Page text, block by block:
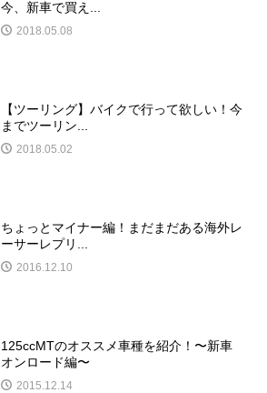
今、新車で買え...
2018.05.08
【ツーリング】バイクで行って欲しい！今
までツーリン...
2018.05.02
ちょっとマイナー編！まだまだある海外レ
ーサーレプリ...
2016.12.10
125ccMTのオススメ車種を紹介！〜新車
オンロード編〜
2015.12.14